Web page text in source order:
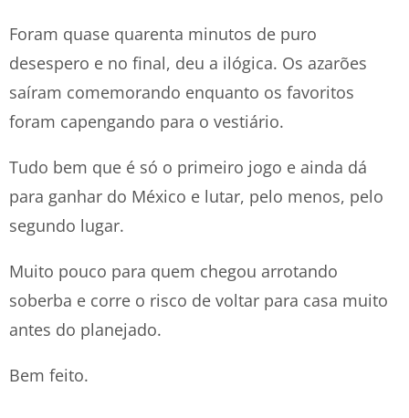
Foram quase quarenta minutos de puro
desespero e no final, deu a ilógica. Os azarões
saíram comemorando enquanto os favoritos
foram capengando para o vestiário.
Tudo bem que é só o primeiro jogo e ainda dá
para ganhar do México e lutar, pelo menos, pelo
segundo lugar.
Muito pouco para quem chegou arrotando
soberba e corre o risco de voltar para casa muito
antes do planejado.
Bem feito.